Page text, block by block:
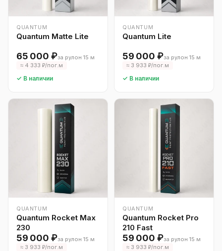
QUANTUM
Quantum Matte Lite
65 000 ₽за рулон 15 м
≈ 4 333 ₽/пог.м
✓ В наличии
QUANTUM
Quantum Lite
59 000 ₽за рулон 15 м
≈ 3 933 ₽/пог.м
✓ В наличии
QUANTUM
Quantum Rocket Max
230
59 000 ₽за рулон 15 м
≈ 3 933 ₽/пог.м
QUANTUM
Quantum Rocket Pro
210 Fast
59 000 ₽за рулон 15 м
≈ 3 933 ₽/пог.м